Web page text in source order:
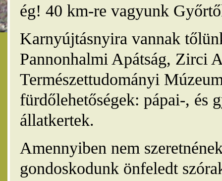
ég! 40 km-re vagyunk
Karnyújtásnyira vannak
Pannonhalmi Apátság, Zirci
Természettudományi
fürdőlehetőségek: pápai-, és
állatkertek.
Amennyiben nem
gondoskodunk önfeledt